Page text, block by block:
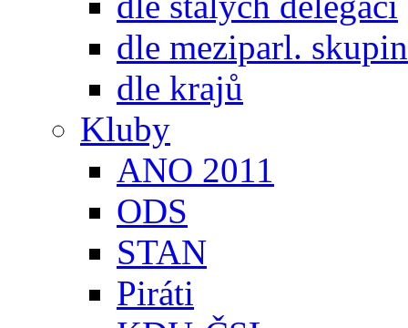
dle meziparl. skupin
dle krajů
Kluby
ANO 2011
ODS
STAN
Piráti